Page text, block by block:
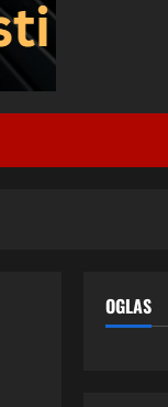
OGLAS